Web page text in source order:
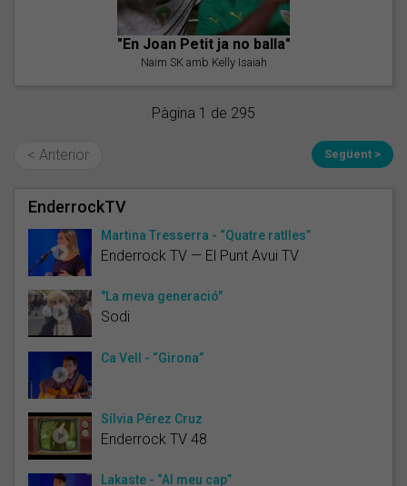
"En Joan Petit ja no balla"
Naim SK amb Kelly Isaiah
Pàgina 1 de 295
< Anterior Següent >
EnderrockTV
Martina Tresserra - “Quatre ratlles”
Enderrock TV — El Punt Avui TV
"La meva generació"
Sodi
Ca Vell - “Girona”
Sílvia Pérez Cruz
Enderrock TV 48
Lakaste - “Al meu cap”